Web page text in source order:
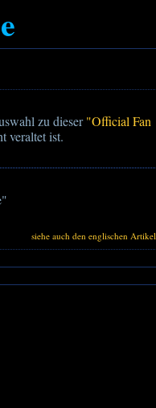
zu dieser"Official Fan
veraltet ist.
siehe auch den englischen Artikel